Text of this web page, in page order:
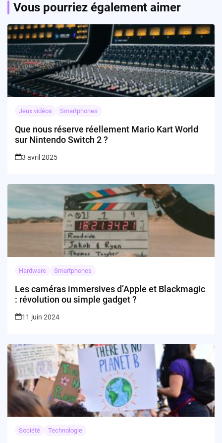
Vous pourriez également aimer
Jeux vidéos Smartphones
Que nous réserve réellement Mario Kart World
sur Nintendo Switch 2 ?
3 avril 2025
Hardware Smartphones
Les caméras immersives d’Apple et Blackmagic
: révolution ou simple gadget ?
11 juin 2024
Société Technologie